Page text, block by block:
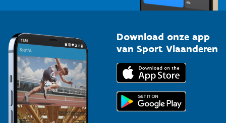
Download onze app
van Sport Vlaanderen